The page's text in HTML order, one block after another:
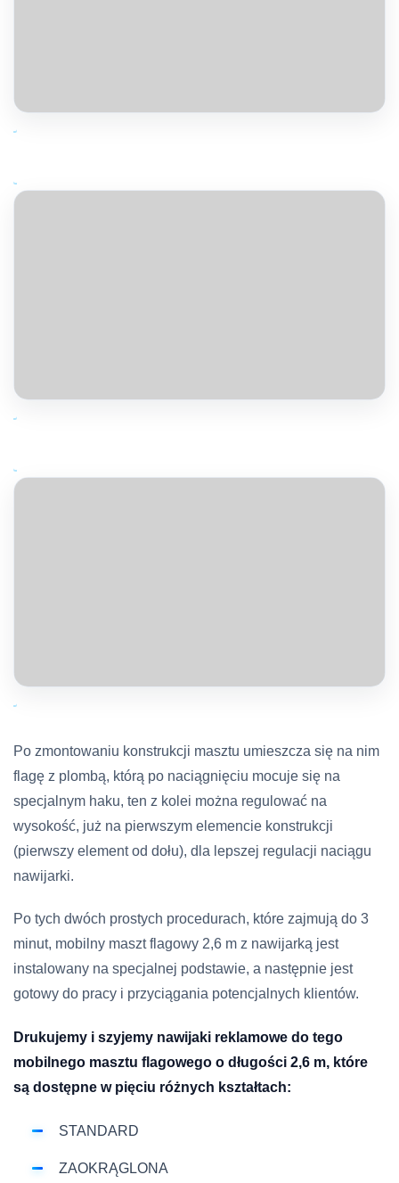
Po zmontowaniu konstrukcji masztu umieszcza się na nim
flagę z plombą, którą po naciągnięciu mocuje się na
specjalnym haku, ten z kolei można regulować na
wysokość, już na pierwszym elemencie konstrukcji
(pierwszy element od dołu), dla lepszej regulacji naciągu
nawijarki.
Po tych dwóch prostych procedurach, które zajmują do 3
minut, mobilny maszt flagowy 2,6 m z nawijarką jest
instalowany na specjalnej podstawie, a następnie jest
gotowy do pracy i przyciągania potencjalnych klientów.
Drukujemy i szyjemy nawijaki reklamowe do tego
mobilnego masztu flagowego o długości 2,6 m, które
są dostępne w pięciu różnych kształtach:
STANDARD
ZAOKRĄGLONA